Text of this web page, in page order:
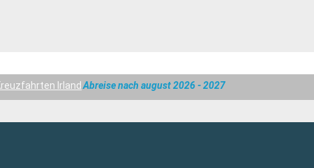
Irland Abreise nach august 2026 - 2027